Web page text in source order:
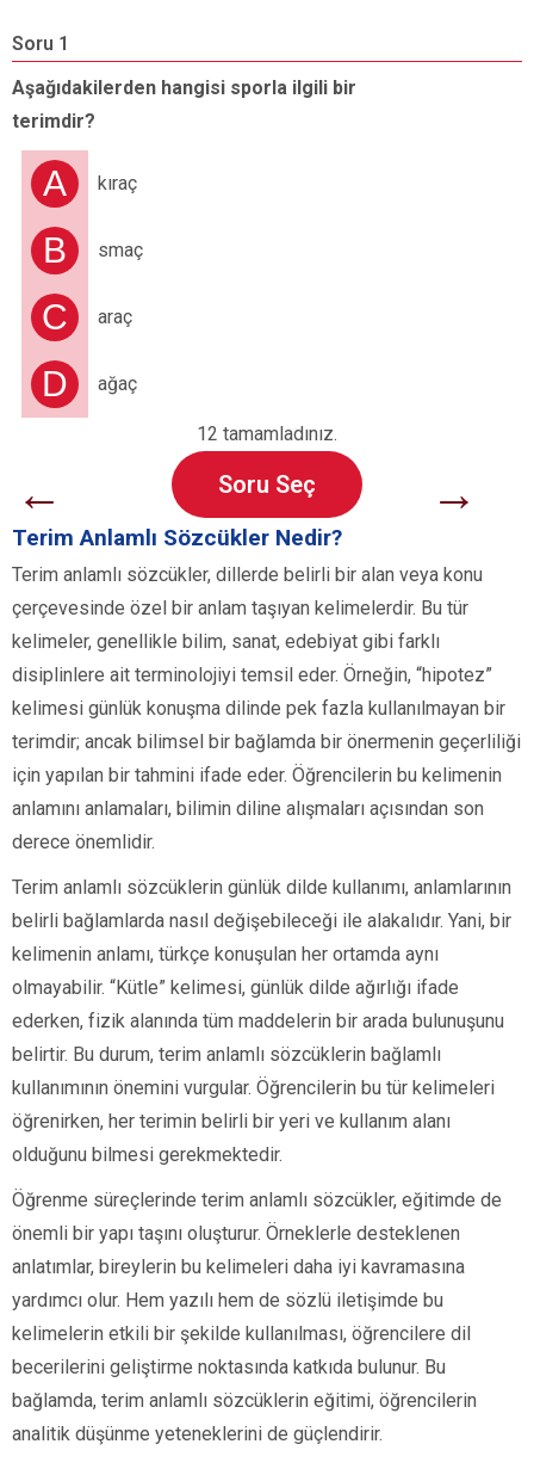
Soru 1
Aşağıdakilerden hangisi sporla ilgili bir
terimdir?
A kıraç
B smaç
C araç
D ağaç
12 tamamladınız.
← Soru Seç →
Terim Anlamlı Sözcükler Nedir?
Terim anlamlı sözcükler, dillerde belirli bir alan veya konu
çerçevesinde özel bir anlam taşıyan kelimelerdir. Bu tür
kelimeler, genellikle bilim, sanat, edebiyat gibi farklı
disiplinlere ait terminolojiyi temsil eder. Örneğin, “hipotez”
kelimesi günlük konuşma dilinde pek fazla kullanılmayan bir
terimdir; ancak bilimsel bir bağlamda bir önermenin geçerliliği
için yapılan bir tahmini ifade eder. Öğrencilerin bu kelimenin
anlamını anlamaları, bilimin diline alışmaları açısından son
derece önemlidir.
Terim anlamlı sözcüklerin günlük dilde kullanımı, anlamlarının
belirli bağlamlarda nasıl değişebileceği ile alakalıdır. Yani, bir
kelimenin anlamı, türkçe konuşulan her ortamda aynı
olmayabilir. “Kütle” kelimesi, günlük dilde ağırlığı ifade
ederken, fizik alanında tüm maddelerin bir arada bulunuşunu
belirtir. Bu durum, terim anlamlı sözcüklerin bağlamlı
kullanımının önemini vurgular. Öğrencilerin bu tür kelimeleri
öğrenirken, her terimin belirli bir yeri ve kullanım alanı
olduğunu bilmesi gerekmektedir.
Öğrenme süreçlerinde terim anlamlı sözcükler, eğitimde de
önemli bir yapı taşını oluşturur. Örneklerle desteklenen
anlatımlar, bireylerin bu kelimeleri daha iyi kavramasına
yardımcı olur. Hem yazılı hem de sözlü iletişimde bu
kelimelerin etkili bir şekilde kullanılması, öğrencilere dil
becerilerini geliştirme noktasında katkıda bulunur. Bu
bağlamda, terim anlamlı sözcüklerin eğitimi, öğrencilerin
analitik düşünme yeteneklerini de güçlendirir.